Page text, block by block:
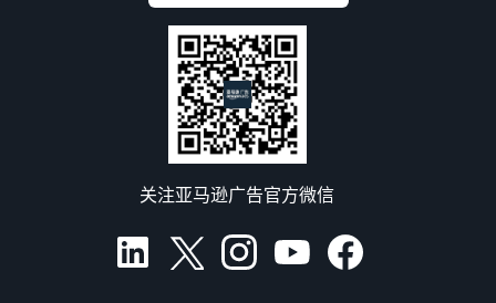
关注亚马逊广告官方微信